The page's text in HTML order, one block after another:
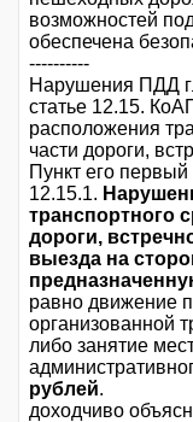
возможностей
обеспечена
----------
Нарушения ПДД
статье 12.15.
расположения
части дороги,
Пункт его первый
12.15.1.
транспортного
дороги,
выезда на
равно движение
организованной
либо занятие
рублей.
доходчиво